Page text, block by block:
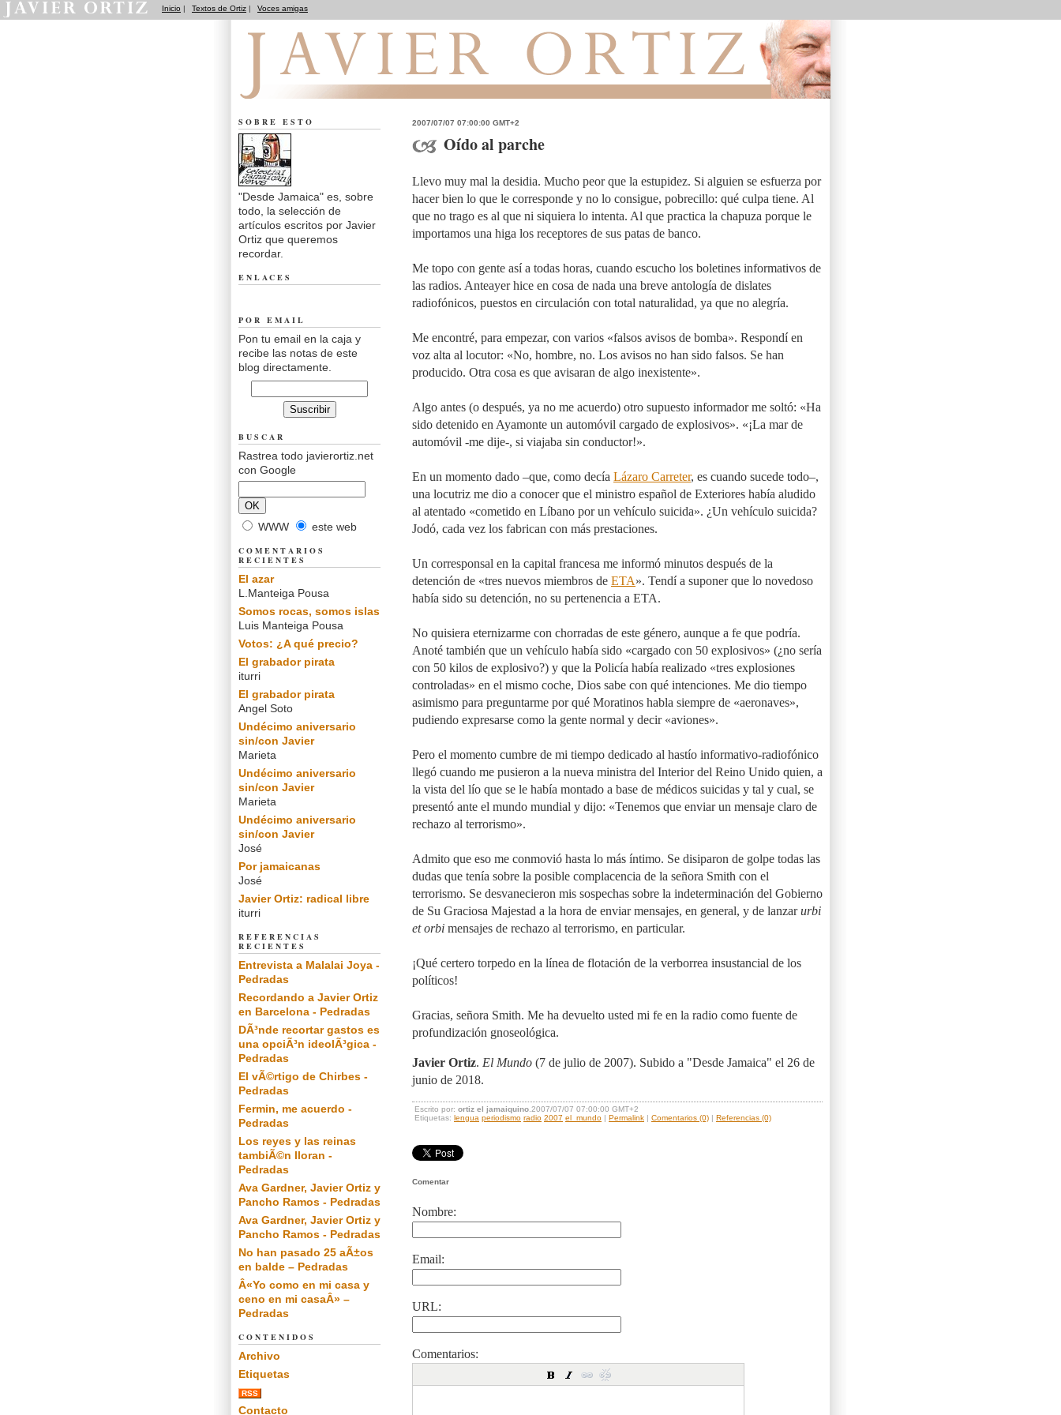
Inicio | Textos de Ortiz | Voces amigas
2007/07/07 07:00:00 GMT+2
Oído al parche
Llevo muy mal la desidia. Mucho peor que la estupidez. Si alguien se esfuerza por
hacer bien lo que le corresponde y no lo consigue, pobrecillo: qué culpa tiene. Al
que no trago es al que ni siquiera lo intenta. Al que practica la chapuza porque le
importamos una higa los receptores de sus patas de banco.
Me topo con gente así a todas horas, cuando escucho los boletines informativos de
las radios. Anteayer hice en cosa de nada una breve antología de dislates
radiofónicos, puestos en circulación con total naturalidad, ya que no alegría.
Me encontré, para empezar, con varios «falsos avisos de bomba». Respondí en
voz alta al locutor: «No, hombre, no. Los avisos no han sido falsos. Se han
producido. Otra cosa es que avisaran de algo inexistente».
Algo antes (o después, ya no me acuerdo) otro supuesto informador me soltó: «Ha
sido detenido en Ayamonte un automóvil cargado de explosivos». «¡La mar de
automóvil -me dije-, si viajaba sin conductor!».
En un momento dado –que, como decía Lázaro Carreter, es cuando sucede todo–,
una locutriz me dio a conocer que el ministro español de Exteriores había aludido
al atentado «cometido en Líbano por un vehículo suicida». ¿Un vehículo suicida?
Jodó, cada vez los fabrican con más prestaciones.
Un corresponsal en la capital francesa me informó minutos después de la
detención de «tres nuevos miembros de ETA». Tendí a suponer que lo novedoso
había sido su detención, no su pertenencia a ETA.
No quisiera eternizarme con chorradas de este género, aunque a fe que podría.
Anoté también que un vehículo había sido «cargado con 50 explosivos» (¿no sería
con 50 kilos de explosivo?) y que la Policía había realizado «tres explosiones
controladas» en el mismo coche, Dios sabe con qué intenciones. Me dio tiempo
asimismo para preguntarme por qué Moratinos habla siempre de «aeronaves»,
pudiendo expresarse como la gente normal y decir «aviones».
Pero el momento cumbre de mi tiempo dedicado al hastío informativo-radiofónico
llegó cuando me pusieron a la nueva ministra del Interior del Reino Unido quien, a
la vista del lío que se le había montado a base de médicos suicidas y tal y cual, se
presentó ante el mundo mundial y dijo: «Tenemos que enviar un mensaje claro de
rechazo al terrorismo».
Admito que eso me conmovió hasta lo más íntimo. Se disiparon de golpe todas las
dudas que tenía sobre la posible complacencia de la señora Smith con el
terrorismo. Se desvanecieron mis sospechas sobre la indeterminación del Gobierno
de Su Graciosa Majestad a la hora de enviar mensajes, en general, y de lanzarurbi
et orbi mensajes de rechazo al terrorismo, en particular.
¡Qué certero torpedo en la línea de flotación de la verborrea insustancial de los
políticos!
Gracias, señora Smith. Me ha devuelto usted mi fe en la radio como fuente de
profundización gnoseológica.
Javier Ortiz. El Mundo (7 de julio de 2007). Subido a "Desde Jamaica" el 26 de
junio de 2018.
Escrito por: ortiz el jamaiquino .2007/07/07 07:00:00 GMT+2
Etiquetas: lengua periodismo radio 2007 el_mundo | Permalink | Comentarios (0) | Referencias (0)
Comentar
Nombre:
Email:
URL:
Comentarios:
SOBRE ESTO
"Desde Jamaica" es, sobre
todo, la selección de
artículos escritos por Javier
Ortiz que queremos
recordar.
ENLACES
POR EMAIL
Pon tu email en la caja y
recibe las notas de este
blog directamente.
BUSCAR
Rastrea todo javierortiz.net
con Google
WWW este web
COMENTARIOS
RECIENTES
El azar
L.Manteiga Pousa
Somos rocas, somos islas
Luis Manteiga Pousa
Votos: ¿A qué precio?
El grabador pirata
iturri
El grabador pirata
Angel Soto
Undécimo aniversario
sin/con Javier
Marieta
Undécimo aniversario
sin/con Javier
Marieta
Undécimo aniversario
sin/con Javier
José
Por jamaicanas
José
Javier Ortiz: radical libre
iturri
REFERENCIAS
RECIENTES
Entrevista a Malalai Joya -
Pedradas
Recordando a Javier Ortiz
en Barcelona - Pedradas
DÃ³nde recortar gastos es
una opciÃ³n ideolÃ³gica -
Pedradas
El vÃ©rtigo de Chirbes -
Pedradas
Fermin, me acuerdo -
Pedradas
Los reyes y las reinas
tambiÃ©n lloran -
Pedradas
Ava Gardner, Javier Ortiz y
Pancho Ramos - Pedradas
Ava Gardner, Javier Ortiz y
Pancho Ramos - Pedradas
No han pasado 25 aÃ±os
en balde – Pedradas
Â«Yo como en mi casa y
ceno en mi casaÂ» –
Pedradas
CONTENIDOS
Archivo
Etiquetas
RSS
Contacto